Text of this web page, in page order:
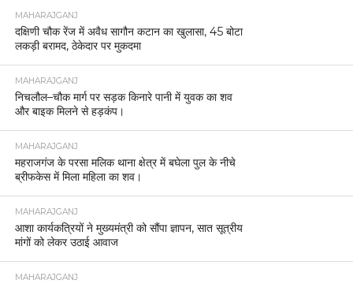
MAHARAJGANJ
दक्षिणी चौक रेंज में अवैध सागौन कटान का खुलासा, 45 बोटा
लकड़ी बरामद, ठेकेदार पर मुकदमा
MAHARAJGANJ
निचलौल–चौक मार्ग पर सड़क किनारे पानी में युवक का शव
और बाइक मिलने से हड़कंप।
MAHARAJGANJ
महराजगंज के परसा मलिक थाना क्षेत्र में बघेला पुल के नीचे
ब्रीफकेस में मिला महिला का शव।
MAHARAJGANJ
आशा कार्यकत्रियों ने मुख्यमंत्री को सौंपा ज्ञापन, सात सूत्रीय
मांगों को लेकर उठाई आवाज
MAHARAJGANJ